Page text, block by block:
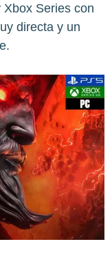
Series con
directa y un